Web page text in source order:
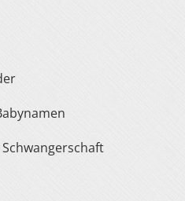
Schwangerschaft